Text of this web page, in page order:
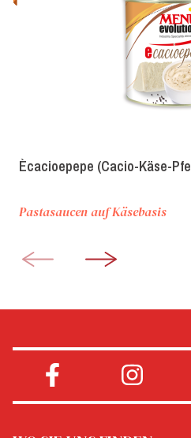
Ècacioepepe (Cacio-Käse-
Pastasaucen auf Käsebasis